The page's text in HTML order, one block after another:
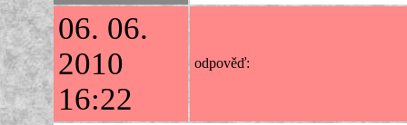
06. 06.
2010
16:22
odpověď: